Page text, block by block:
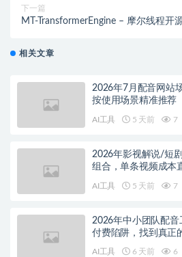
下一篇
MT-TransformerEngine – 摩尔线程开
相关文章
2026年7月配音网站
按使用场景精准推荐
AI工具 5 天前 7
2026年影视解说/短
组合，单条视频成本
AI工具 5 天前 7
2026年中小团队配
付费陷阱，找到真正
AI工具 6 天前 6